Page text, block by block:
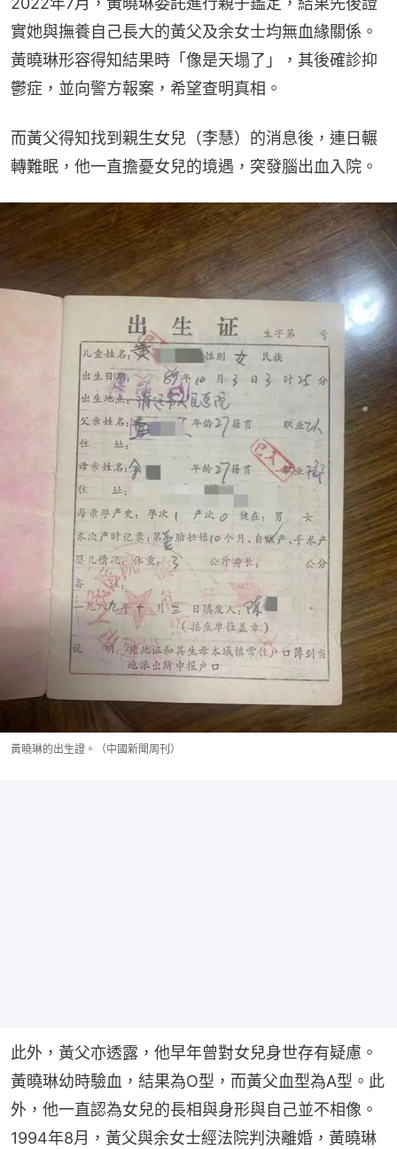
實她與撫養自己長大的黃父及余女士均無血緣關係。
黃曉琳形容得知結果時「像是天塌了」，其後確診抑
鬱症，並向警方報案，希望查明真相。
而黃父得知找到親生女兒（李慧）的消息後，連日輾
轉難眠，他一直擔憂女兒的境遇，突發腦出血入院。
黃曉琳的出生證。（中國新聞周刊）
此外，黃父亦透露，他早年曾對女兒身世存有疑慮。
黃曉琳幼時驗血，結果為O型，而黃父血型為A型。此
外，他一直認為女兒的長相與身形與自己並不相像。
1994年8月，黃父與余女士經法院判決離婚，黃曉琳